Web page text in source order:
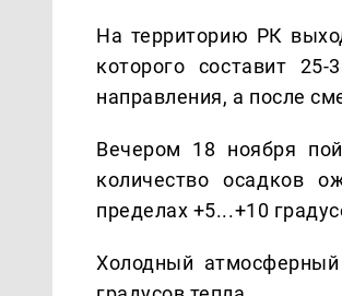
На территорию РК
которого составит
направления, а после
Вечером 18 ноября
количество осадков
пределах +5...+10
Холодный